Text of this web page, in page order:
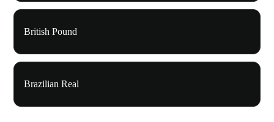
British Pound
Brazilian Real